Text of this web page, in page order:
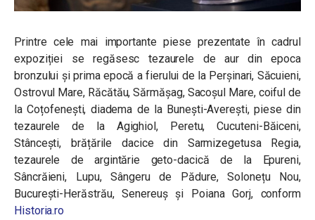
Printre cele mai importante piese prezentate în cadrul
expoziției se regăsesc tezaurele de aur din epoca
bronzului și prima epocă a fierului de la Perșinari, Săcuieni,
Ostrovul Mare, Răcătău, Sărmășag, Sacoșul Mare, coiful de
la Coțofenești, diadema de la Bunești-Averești, piese din
tezaurele de la Agighiol, Peretu, Cucuteni-Băiceni,
Stâncești, brățările dacice din Sarmizegetusa Regia,
tezaurele de argintărie geto-dacică de la Epureni,
Sâncrăieni, Lupu, Sângeru de Pădure, Solonețu Nou,
București-Herăstrău, Senereuș și Poiana Gorj, conform
Historia.ro